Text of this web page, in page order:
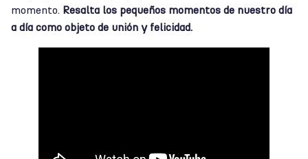
momento. Resalta los pequeños momentos de nuestro día
a día como objeto de unión y felicidad.